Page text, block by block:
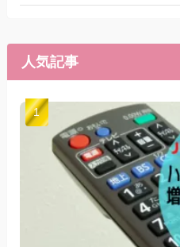
人気記事